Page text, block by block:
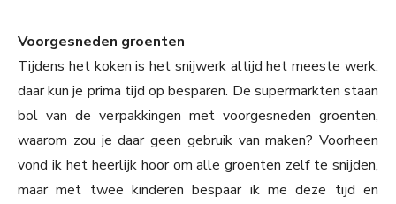
Voorgesneden groenten
Tijdens het koken is het snijwerk altijd het meeste werk;
daar kun je prima tijd op besparen. De supermarkten staan
bol van de verpakkingen met voorgesneden groenten,
waarom zou je daar geen gebruik van maken? Voorheen
vond ik het heerlijk hoor om alle groenten zelf te snijden,
maar met twee kinderen bespaar ik me deze tijd en